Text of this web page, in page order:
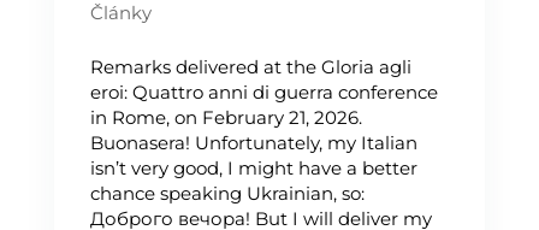
Články
Remarks delivered at the Gloria agli
eroi: Quattro anni di guerra conference
in Rome, on February 21, 2026.
Buonasera! Unfortunately, my Italian
isn’t very good, I might have a better
chance speaking Ukrainian, so:
Доброго вечора! But I will deliver my